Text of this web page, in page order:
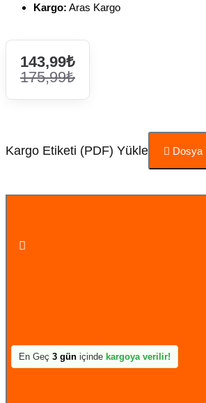
Kargo: Aras Kargo
143,99₺
175,99₺
Kargo Etiketi (PDF) Yükle Dosya
En Geç 3 gün içinde kargoya verilir!